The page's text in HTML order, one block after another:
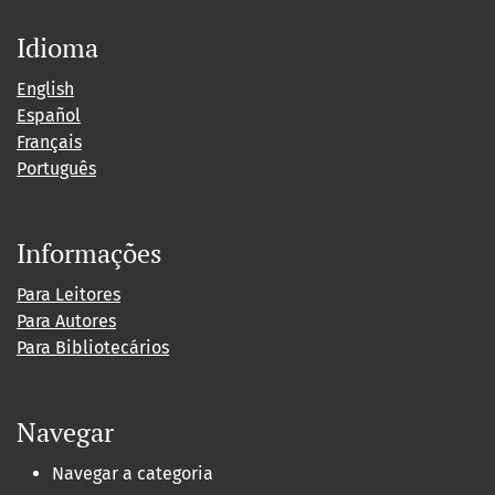
Idioma
English
Español
Français
Português
Informações
Para Leitores
Para Autores
Para Bibliotecários
Navegar
Navegar a categoria